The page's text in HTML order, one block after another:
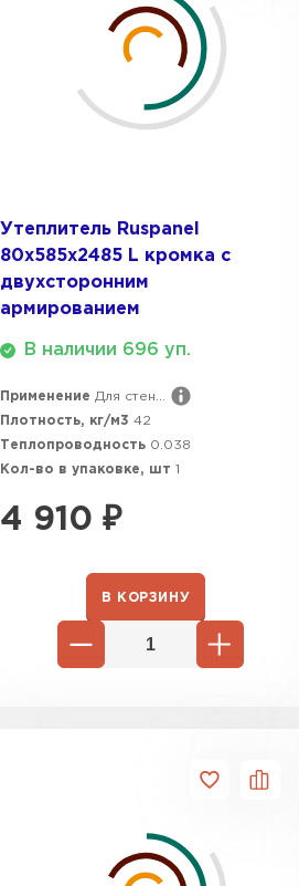
Утеплитель Ruspanel
80х585х2485 L кромка с
двухсторонним
армированием
В наличии 696 уп.
Применение Для стен...
Плотность, кг/м3 42
Теплопроводность 0.038
Кол-во в упаковке, шт 1
4 910 ₽
В КОРЗИНУ
Утеплитель Тизол
ПЕРЕЙТИ
ПЕРЕЙТИ
ПЕРЕЙТИ
Утеплитель Тимплэкс
ПЕРЕЙТИ
Утеплитель Basfiber
ПЕРЕЙТИ